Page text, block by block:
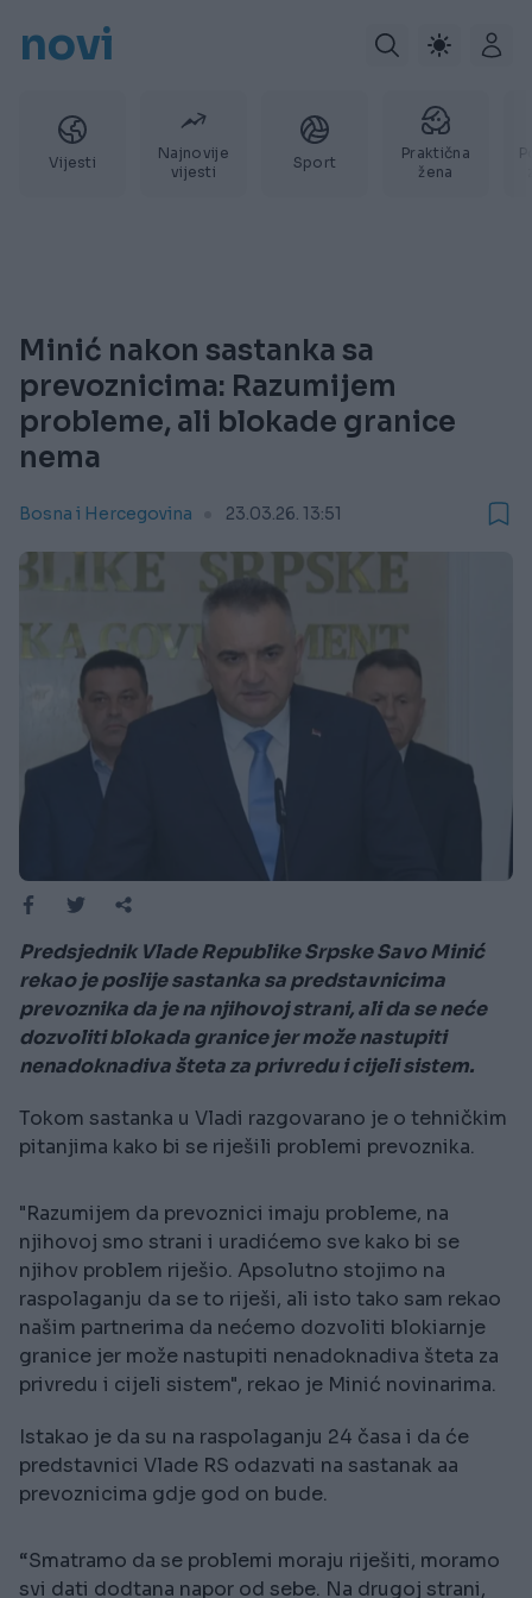
novi
Vijesti
Najnovije
vijesti
Sport
Praktična
žena
Minić nakon sastanka sa
prevoznicima: Razumijem
probleme, ali blokade granice
nema
Bosna i Hercegovina 23.03.26. 13:51
Predsjednik Vlade Republike Srpske Savo Minić
rekao je poslije sastanka sa predstavnicima
prevoznika da je na njihovoj strani, ali da se neće
dozvoliti blokada granice jer može nastupiti
nenadoknadiva šteta za privredu i cijeli sistem.
Tokom sastanka u Vladi razgovarano je o tehničkim
pitanjima kako bi se riješili problemi prevoznika.
"Razumijem da prevoznici imaju probleme, na
njihovoj smo strani i uradićemo sve kako bi se
njihov problem riješio. Apsolutno stojimo na
raspolaganju da se to riješi, ali isto tako sam rekao
našim partnerima da nećemo dozvoliti blokiarnje
granice jer može nastupiti nenadoknadiva šteta za
privredu i cijeli sistem", rekao je Minić novinarima.
Istakao je da su na raspolaganju 24 časa i da će
predstavnici Vlade RS odazvati na sastanak aa
prevoznicima gdje god on bude.
“Smatramo da se problemi moraju riješiti, moramo
svi dati dodtana napor od sebe. Na drugoj strani,